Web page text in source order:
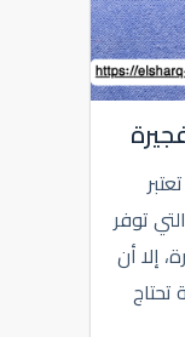
توفر
إلا أن
تحتاج